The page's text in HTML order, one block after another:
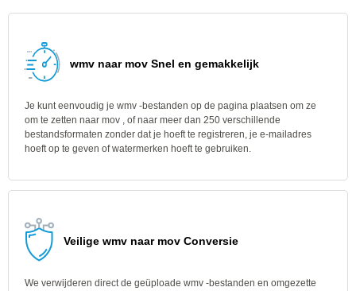
wmv naar mov Snel en gemakkelijk
Je kunt eenvoudig je wmv -bestanden op de pagina plaatsen om ze
om te zetten naar mov , of naar meer dan 250 verschillende
bestandsformaten zonder dat je hoeft te registreren, je e-mailadres
hoeft op te geven of watermerken hoeft te gebruiken.
Veilige wmv naar mov Conversie
We verwijderen direct de geüploade wmv -bestanden en omgezette